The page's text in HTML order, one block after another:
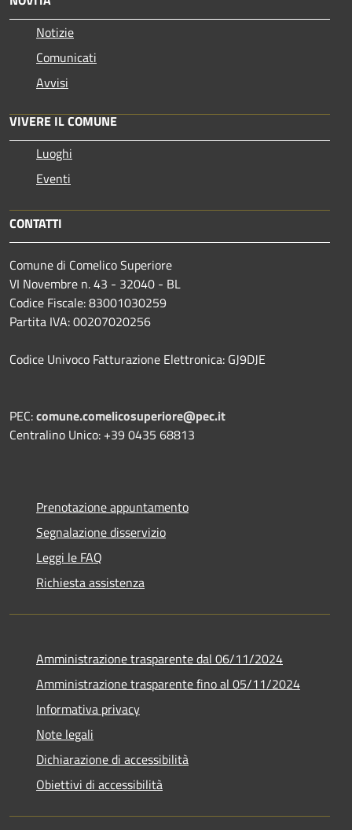
Notizie
Comunicati
Avvisi
VIVERE IL COMUNE
Luoghi
Eventi
CONTATTI
Comune di Comelico Superiore
VI Novembre n. 43 - 32040 - BL
Codice Fiscale: 83001030259
Partita IVA: 00207020256
Codice Univoco Fatturazione Elettronica: GJ9DJE
PEC:comune.comelicosuperiore@pec.it
Centralino Unico: +39 0435 68813
Prenotazione appuntamento
Segnalazione disservizio
Leggi le FAQ
Richiesta assistenza
Amministrazione trasparente dal 06/11/2024
Amministrazione trasparente fino al 05/11/2024
Informativa privacy
Note legali
Dichiarazione di accessibilità
Obiettivi di accessibilità